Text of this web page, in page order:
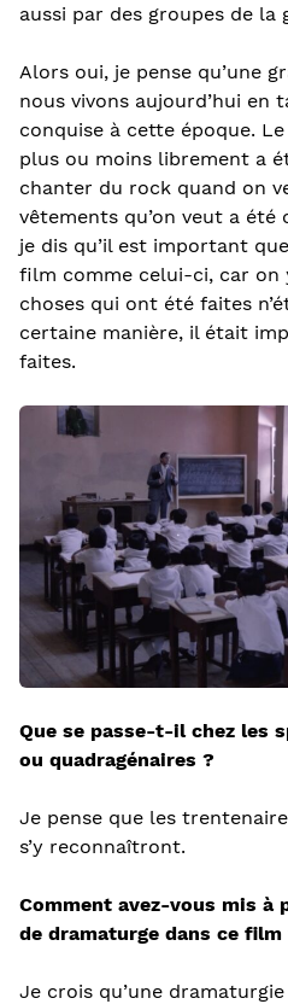
aussi par des groupes de la
Alors oui, je pense qu’une
nous vivons aujourd’hui en
conquise à cette époque.
plus ou moins librement a
chanter du rock quand on
vêtements qu’on veut a été
je dis qu’il est important
film comme celui-ci, car on
choses qui ont été faites
certaine manière, il était
faites.
Que se passe-t-il chez les
ou quadragénaires ?
Je pense que les
s’y reconnaîtront.
Comment avez-vous mis à
de dramaturge dans ce film
Je crois qu’une